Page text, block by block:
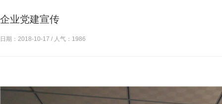
企业党建宣传
日期：2018-10-17 / 人气： 1986